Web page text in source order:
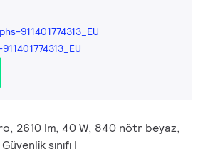
911401774313_EU
2610 lm, 40 W, 840 nötr beyaz,
sınıfı I